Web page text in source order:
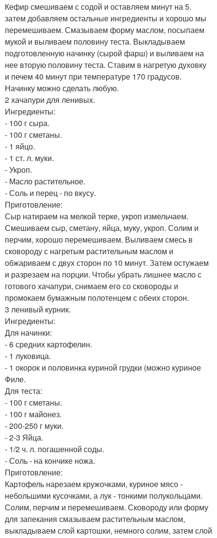
Кефир смешиваем с содой и оставляем минут на 5.
затем добавляем остальные ингредиенты и хорошо мы
перемешиваем. Смазываем форму маслом, посыпаем
мукой и выливаем половину теста. Выкладываем
подготовленную начинку (сырой фарш) и выливаем на
нее вторую половину теста. Ставим в нагретую духовку
и печем 40 минут при температуре 170 градусов.
Начинку можно сделать любую.
2 хачапури для ленивых.
Ингредиенты:
- 100 г сыра.
- 100 г сметаны.
- 1 яйцо.
- 1 ст. л. муки.
- Укроп.
- Масло растительное.
- Соль и перец - по вкусу.
Приготовление:
Сыр натираем на мелкой терке, укроп измельчаем.
Смешиваем сыр, сметану, яйца, муку, укроп. Солим и
перчим, хорошо перемешиваем. Выливаем смесь в
сковороду с нагретым растительным маслом и
обжариваем с двух сторон по 10 минут. Затем остужаем
и разрезаем на порции. Чтобы убрать лишнее масло с
готового хачапури, снимаем его со сковороды и
промокаем бумажным полотенцем с обеих сторон.
3 ленивый курник.
Ингредиенты:
Для начинки:
- 6 средних картофелин.
- 1 луковица.
- 1 окорок и половинка куриной грудки (можно куриное
Филе.
Для теста:
- 100 г сметаны.
- 100 г майонез.
- 200-250 г муки.
- 2-3 Яйца.
- 1/2 ч. л. погашенной соды.
- Соль - на кончике ножа.
Приготовление:
Картофель нарезаем кружочками, куриное мясо -
небольшими кусочками, а лук - тонкими полукольцами.
Солим, перчим и перемешиваем. Сковороду или форму
для запекания смазываем растительным маслом,
выкладываем слой картошки, немного солим, затем слой